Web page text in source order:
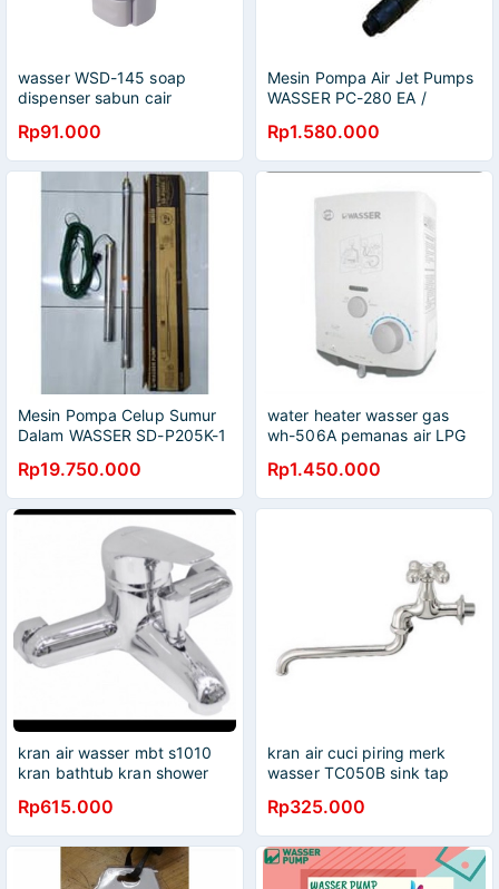
wasser WSD-145 soap
dispenser sabun cair
Rp91.000
Mesin Pompa Air Jet Pumps
WASSER PC-280 EA /
Rp1.580.000
Mesin Pompa Celup Sumur
Dalam WASSER SD-P205K-1
Rp19.750.000
water heater wasser gas
wh-506A pemanas air LPG
Rp1.450.000
kran air wasser mbt s1010
kran bathtub kran shower
dingin
Rp615.000
kran air cuci piring merk
wasser TC050B sink tap
Rp325.000